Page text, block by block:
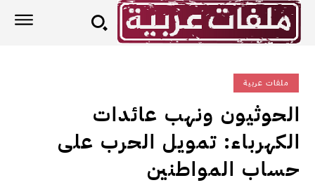
ملفات عربية
الحوثيون ونهب عائدات
الكهرباء: تمويل الحرب على
حساب المواطنين